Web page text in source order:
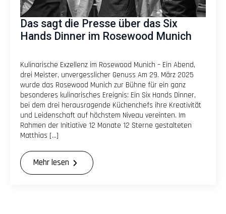
Das sagt die Presse über das Six
Hands Dinner im Rosewood Munich
Kulinarische Exzellenz im Rosewood Munich – Ein Abend,
drei Meister, unvergesslicher Genuss Am 29. März 2025
wurde das Rosewood Munich zur Bühne für ein ganz
besonderes kulinarisches Ereignis: Ein Six Hands Dinner,
bei dem drei herausragende Küchenchefs ihre Kreativität
und Leidenschaft auf höchstem Niveau vereinten. Im
Rahmen der Initiative 12 Monate 12 Sterne gestalteten
Matthias […]
Mehr lesen